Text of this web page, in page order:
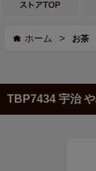
ホーム > お茶
TBP7434 宇治